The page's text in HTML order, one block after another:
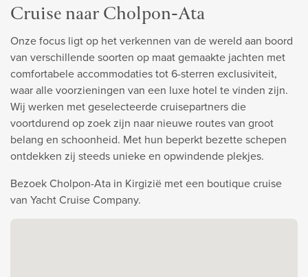
Cruise naar Cholpon-Ata
Onze focus ligt op het verkennen van de wereld aan boord
van verschillende soorten op maat gemaakte jachten met
comfortabele accommodaties tot 6-sterren exclusiviteit,
waar alle voorzieningen van een luxe hotel te vinden zijn.
Wij werken met geselecteerde cruisepartners die
voortdurend op zoek zijn naar nieuwe routes van groot
belang en schoonheid. Met hun beperkt bezette schepen
ontdekken zij steeds unieke en opwindende plekjes.
Bezoek Cholpon-Ata in Kirgizië met een boutique cruise
van Yacht Cruise Company.